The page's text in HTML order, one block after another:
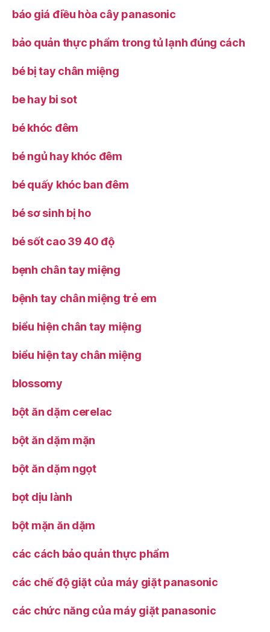
báo giá điều hòa cây panasonic
bảo quản thực phẩm trong tủ lạnh đúng cách
bé bị tay chân miệng
be hay bi sot
bé khóc đêm
bé ngủ hay khóc đêm
bé quấy khóc ban đêm
bé sơ sinh bị ho
bé sốt cao 39 40 độ
bẹnh chân tay miệng
bệnh tay chân miệng trẻ em
biểu hiện chân tay miệng
biểu hiện tay chân miệng
blossomy
bột ăn dặm cerelac
bột ăn dặm mặn
bột ăn dặm ngọt
bọt dịu lành
bột mặn ăn dặm
các cách bảo quản thực phẩm
các chế độ giặt của máy giặt panasonic
các chức năng của máy giặt panasonic